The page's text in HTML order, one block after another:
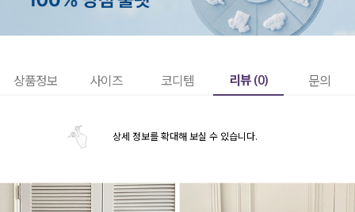
상품정보 사이즈 코디템 리뷰 (0) 문의
상세 정보를 확대해 보실 수 있습니다.